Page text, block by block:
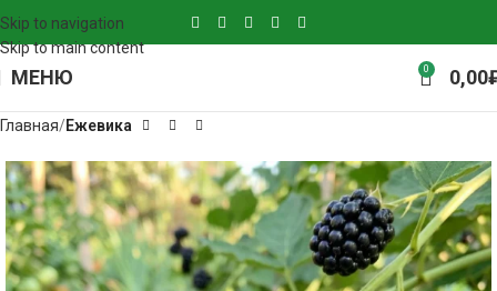
Skip to navigation
Skip to main content
МЕНЮ 0 0,00
Главная Ежевика